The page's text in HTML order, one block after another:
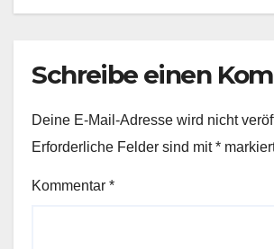
Schreibe einen
Deine E-Mail-Adresse wird nicht
Erforderliche Felder sind mit*
Kommentar *